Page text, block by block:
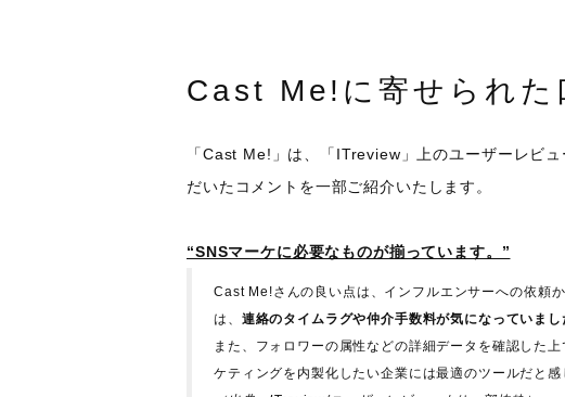
Cast Me!に寄せられた
「Cast Me!」は、「ITreview」上のユーザーレビ
だいたコメントを一部ご紹介いたします。
“SNSマーケに必要なものが揃っています。”
Cast Me!さんの良い点は、インフルエンサーへの依頼
は、 連絡のタイムラグや仲介手数料が気になっていま
また、フォロワーの属性などの詳細データを確認した
ケティングを内製化したい企業には最適のツールだと感